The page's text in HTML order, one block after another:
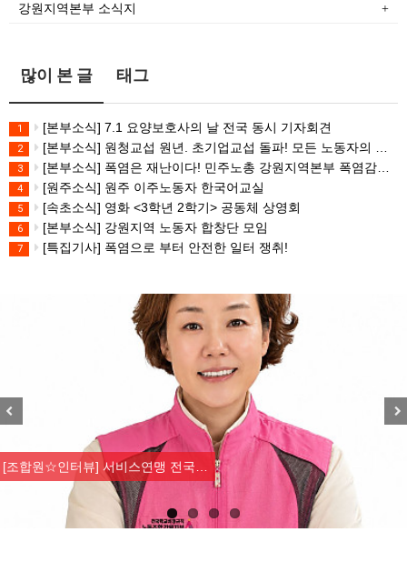
강원지역본부 소식지
많이 본 글 태그
1 [본부소식] 7.1 요양보호사의 날 전국 동시 기자회견
2 [본부소식] 원청교섭 원년. 초기업교섭 돌파! 모든 노동자의 노동기본권 쟁취! 민주노총 7.15 총파업대회
3 [본부소식] 폭염은 재난이다! 민주노총 강원지역본부 폭염감시단 선포 기자회견
4 [원주소식] 원주 이주노동자 한국어교실
5 [속초소식] 영화 <3학년 2학기> 공동체 상영회
6 [본부소식] 강원지역 노동자 합창단 모임
7 [특집기사] 폭염으로 부터 안전한 일터 쟁취!
[조합원☆인터뷰] 서비스연맹 전국…